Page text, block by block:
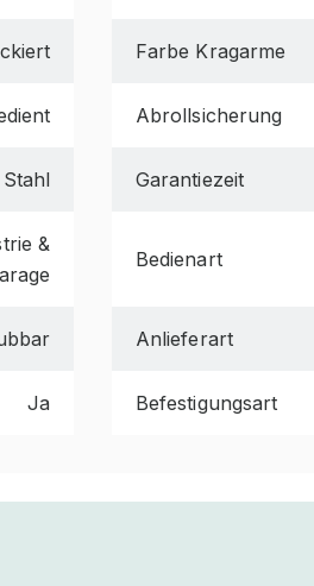
Farbe Kragarme
Abrollsicherung
Stahl Garantiezeit
&
Bedienart
Anlieferart
Ja Befestigungsart